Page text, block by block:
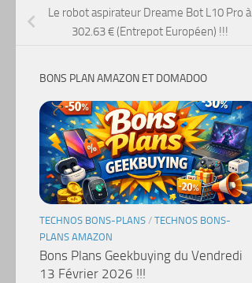
Le robot aspirateur Dreame Bot L10 Pro à
302.63 € (Entrepot Européen) !!!
BONS PLAN AMAZON ET DOMADOO
TECHNOS BONS-PLANS / TECHNOS BONS-
PLANS AMAZON
Bons Plans Geekbuying du Vendredi
13 Février 2026 !!!